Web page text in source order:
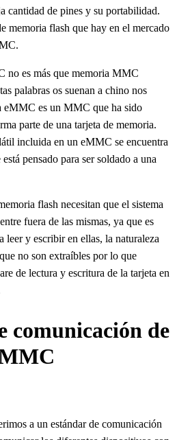
cantidad de pines y su portabilidad.
memoria flash que hay en el mercado
no es más que memoria MMC
palabras os suenan a chino nos
eMMC es un MMC que ha sido
parte de una tarjeta de memoria.
incluida en un eMMC se encuentra
pensado para ser soldado a una
flash necesitan que el sistema
fuera de las mismas, ya que es
leer y escribir en ellas, la naturaleza
no son extraíbles por lo que
de lectura y escritura de la tarjeta en
comunicación de
a un estándar de comunicación